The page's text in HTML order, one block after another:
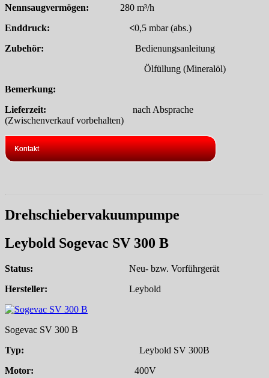
Nennsaugvermögen:
280 m³/h
Enddruck: <0,5 mbar (abs.)
Zubehör:
Bedienungsanleitung
Ölfüllung (Mineralöl)
Bemerkung:
Lieferzeit: nach Absprache
(Zwischenverkauf vorbehalten)
Kontakt
Drehschiebervakuumpumpe
Leybold Sogevac SV 300 B
Status: Neu- bzw. Vorführgerät
Hersteller: Leybold
Sogevac SV 300 B
Typ: Leybold SV 300B
Motor: 400V